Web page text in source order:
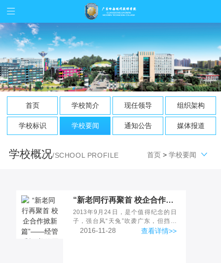
首页 学校简介 现任领导 组织架构
学校标识 学校要闻 通知公告 媒体报道
学校概况/SCHOOL PROFILE 首页 >学校要闻
“新老同行再聚首 校企合作掀新篇”——经管系与“美的厨房电器”初步签订校企合作意向书-新闻中心|广东岭南现代高级技工学校
2013年9月24日，是个值得纪念的日
子，强台风“天兔”吹袭广东，但挡不
住“广东美的厨房电器制造有限
2016-11-28 查看详情>>